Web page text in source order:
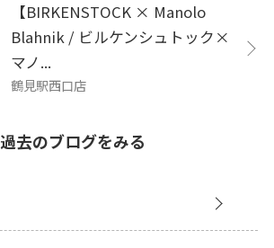
【BIRKENSTOCK × Manolo
Blahnik / ビルケンシュトック×
マノ...
鶴見駅西口店
過去のブログをみる